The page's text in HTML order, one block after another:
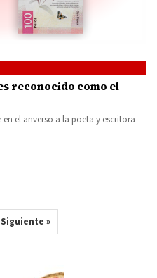
reconocido como el
en el anverso a la poeta y escritora
Siguiente »